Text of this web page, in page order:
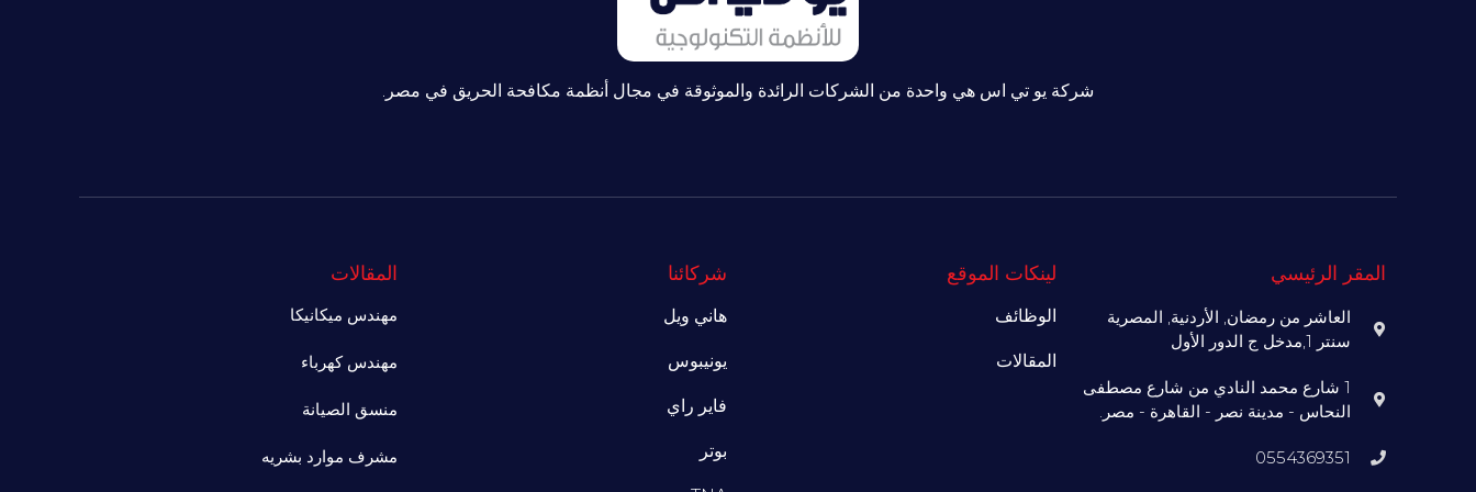
شركة يو تي اس هي واحدة من الشركات الرائدة والموثوقة في مجال أنظمة مكافحة الحريق في مصر.
المقر الرئيسي
العاشر من رمضان, الأردنية, المصرية
سنتر 1,مدخل ج الدور الأول
1 شارع محمد النادي من شارع مصطفى
النحاس - مدينة نصر - القاهرة - مصر.
0554369351
لينكات الموقع
الوظائف
المقالات
شركائنا
هاني ويل
يونيبوس
فاير راي
بوتر
المقالات
مهندس ميكانيكا
مهندس كهرباء
منسق الصيانة
مشرف موارد بشريه